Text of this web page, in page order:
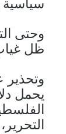
سياسية
وحتى
ظل
وتحذير
يحمل